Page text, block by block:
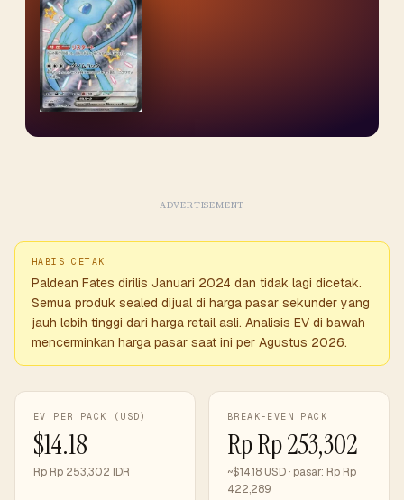
ADVERTISEMENT
HABIS CETAK
Paldean Fates dirilis Januari 2024 dan tidak lagi dicetak.
Semua produk sealed dijual di harga pasar sekunder yang
jauh lebih tinggi dari harga retail asli. Analisis EV di bawah
mencerminkan harga pasar saat ini per Agustus 2026.
EV PER PACK (USD)
$14.18
Rp Rp 253,302 IDR
BREAK-EVEN PACK
Rp Rp 253,302
~$14.18 USD · pasar: Rp Rp
422,289